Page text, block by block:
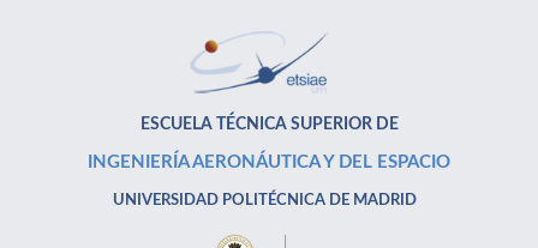
ESCUELA TÉCNICA SUPERIOR DE
INGENIERÍA AERONÁUTICA Y DEL ESPACIO
UNIVERSIDAD POLITÉCNICA DE MADRID